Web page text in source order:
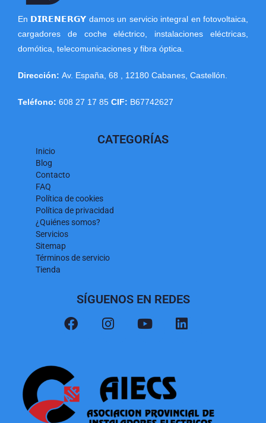
En 𝗗𝗜𝗥𝗘𝗡𝗘𝗥𝗚𝗬 damos un servicio integral en fotovoltaica,
cargadores de coche eléctrico, instalaciones eléctricas,
domótica, telecomunicaciones y fibra óptica.
Dirección: Av. España, 68 , 12180 Cabanes, Castellón.
Teléfono: 608 27 17 85 CIF: B67742627
CATEGORÍAS
Inicio
Blog
Contacto
FAQ
Política de cookies
Política de privacidad
¿Quiénes somos?
Servicios
Sitemap
Términos de servicio
Tienda
SÍGUENOS EN REDES